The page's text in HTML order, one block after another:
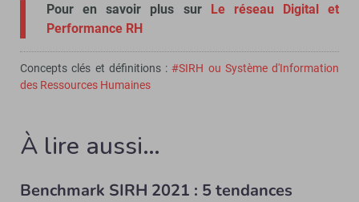
Pour en savoir plus sur Le réseau Digital et
Performance RH
Concepts clés et définitions :#SIRH ou Système d'Information
des Ressources Humaines
À lire aussi…
Benchmark SIRH 2021 : 5 tendances